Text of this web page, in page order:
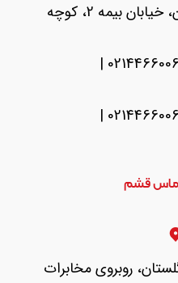
تهران، شهرک اکباتان، خیابان بیمه 2، کوچه
02144658855 | 02144660064 |
02144658855 | 02144660064 |
قشم
روبروی مخابرات